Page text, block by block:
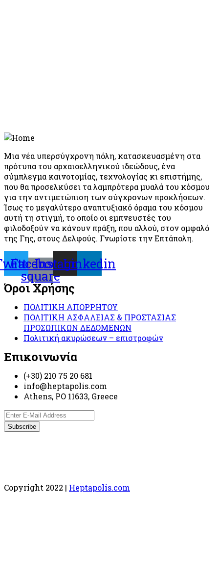
Μια νέα υπερσύγχρονη πόλη, κατασκευασμένη στα
πρότυπα του αρχαιοελληνικού ιδεώδους, ένα
σύμπλεγμα καινοτομίας, τεχνολογίας κι επιστήμης,
που θα προσελκύσει τα λαμπρότερα μυαλά του κόσμου
για την αντιμετώπιση των σύγχρονων προκλήσεων.
Ίσως το μεγαλύτερο αναπτυξιακό όραμα του κόσμου
αυτή τη στιγμή, το οποίο οι εμπνευστές του
φιλοδοξούν να κάνουν πράξη, που αλλού, στον ομφαλό
της Γης, στους Δελφούς. Γνωρίστε την Επτάπολη.
Facebook-
square
Instagram
Linkedin
Όροι Χρήσης
ΠΟΛΙΤΙΚΗ ΑΠΟΡΡΗΤΟΥ
ΠΟΛΙΤΙΚΗ ΑΣΦΑΛΕΙΑΣ & ΠΡΟΣΤΑΣΙΑΣ
ΠΡΟΣΩΠΙΚΩΝ ΔΕΔΟΜΕΝΩΝ
Πολιτική ακυρώσεων – επιστροφών
Επικοινωνία
(+30) 210 75 20 681
info@heptapolis.com
Athens, PO 11633, Greece
Copyright 2022 | Heptapolis.com